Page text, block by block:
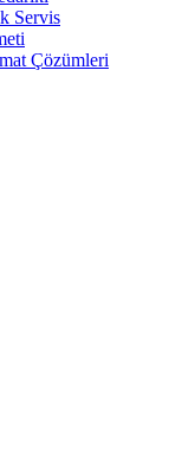
Servis
Çözümleri